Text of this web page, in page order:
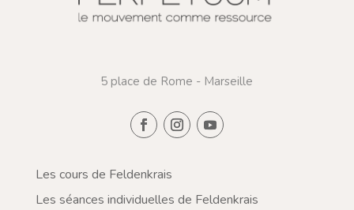
5 place de Rome - Marseille
Les cours de Feldenkrais
Les séances individuelles de Feldenkrais